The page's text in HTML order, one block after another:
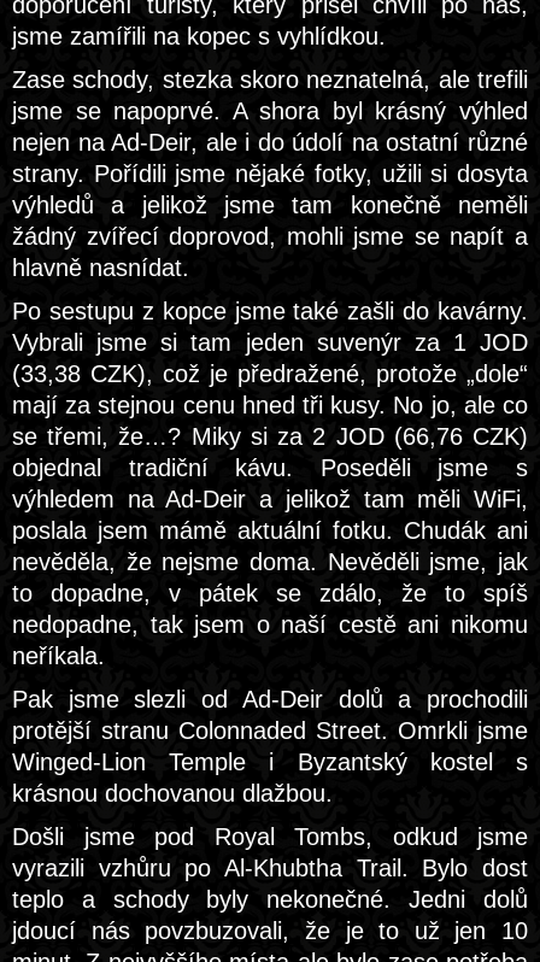
jsme zamířili na kopec s vyhlídkou.
Zase schody, stezka skoro neznatelná, ale trefili
jsme se napoprvé. A shora byl krásný výhled
nejen na Ad-Deir, ale i do údolí na ostatní různé
strany. Pořídili jsme nějaké fotky, užili si dosyta
výhledů a jelikož jsme tam konečně neměli
žádný zvířecí doprovod, mohli jsme se napít a
hlavně nasnídat.
Po sestupu z kopce jsme také zašli do kavárny.
Vybrali jsme si tam jeden suvenýr za 1 JOD
(33,38 CZK), což je předražené, protože „dole“
mají za stejnou cenu hned tři kusy. No jo, ale co
se třemi, že…? Miky si za 2 JOD (66,76 CZK)
objednal tradiční kávu. Poseděli jsme s
výhledem na Ad-Deir a jelikož tam měli WiFi,
poslala jsem mámě aktuální fotku. Chudák ani
nevěděla, že nejsme doma. Nevěděli jsme, jak
to dopadne, v pátek se zdálo, že to spíš
nedopadne, tak jsem o naší cestě ani nikomu
neříkala.
Pak jsme slezli od Ad-Deir dolů a prochodili
protější stranu Colonnaded Street. Omrkli jsme
Winged-Lion Temple i Byzantský kostel s
krásnou dochovanou dlažbou.
Došli jsme pod Royal Tombs, odkud jsme
vyrazili vzhůru po Al-Khubtha Trail. Bylo dost
teplo a schody byly nekonečné. Jedni dolů
jdoucí nás povzbuzovali, že je to už jen 10